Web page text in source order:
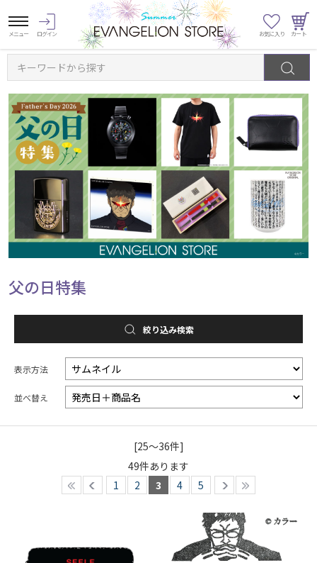
キーワードから探す
父の日特集
絞り込み検索
表示方法
並べ替え
[25～36件]
49件あります
1
2 3 4 5